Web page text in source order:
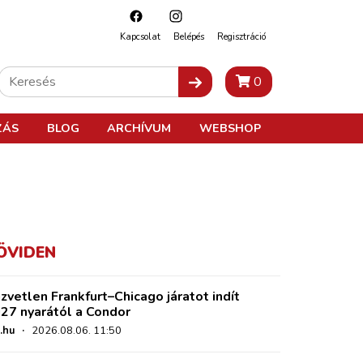
Kapcsolat Belépés Regisztráció
0
BLOG ARCHÍVUM WEBSHOP
Frankfurt–Chicago járatot indít
nyarától a Condor
· 2026.08.06. 11:50